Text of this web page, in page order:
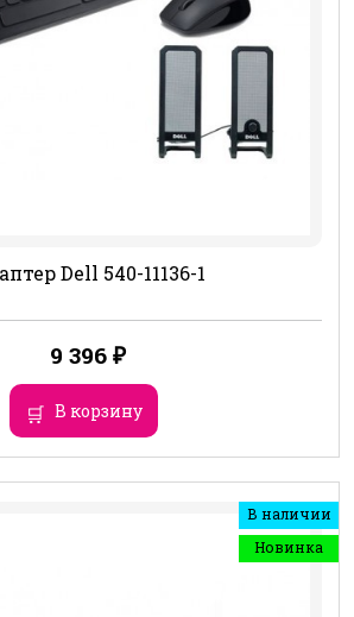
Dell 540-11136-1
9 396 ₽
В корзину
В наличии
Новинка